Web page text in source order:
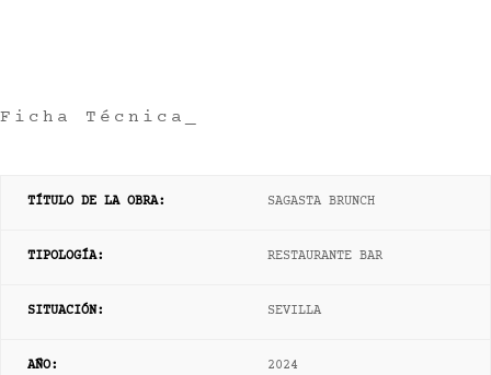
Ficha Técnica_
TÍTULO DE LA OBRA: SAGASTA BRUNCH
TIPOLOGÍA: RESTAURANTE BAR
SITUACIÓN: SEVILLA
AÑO: 2024